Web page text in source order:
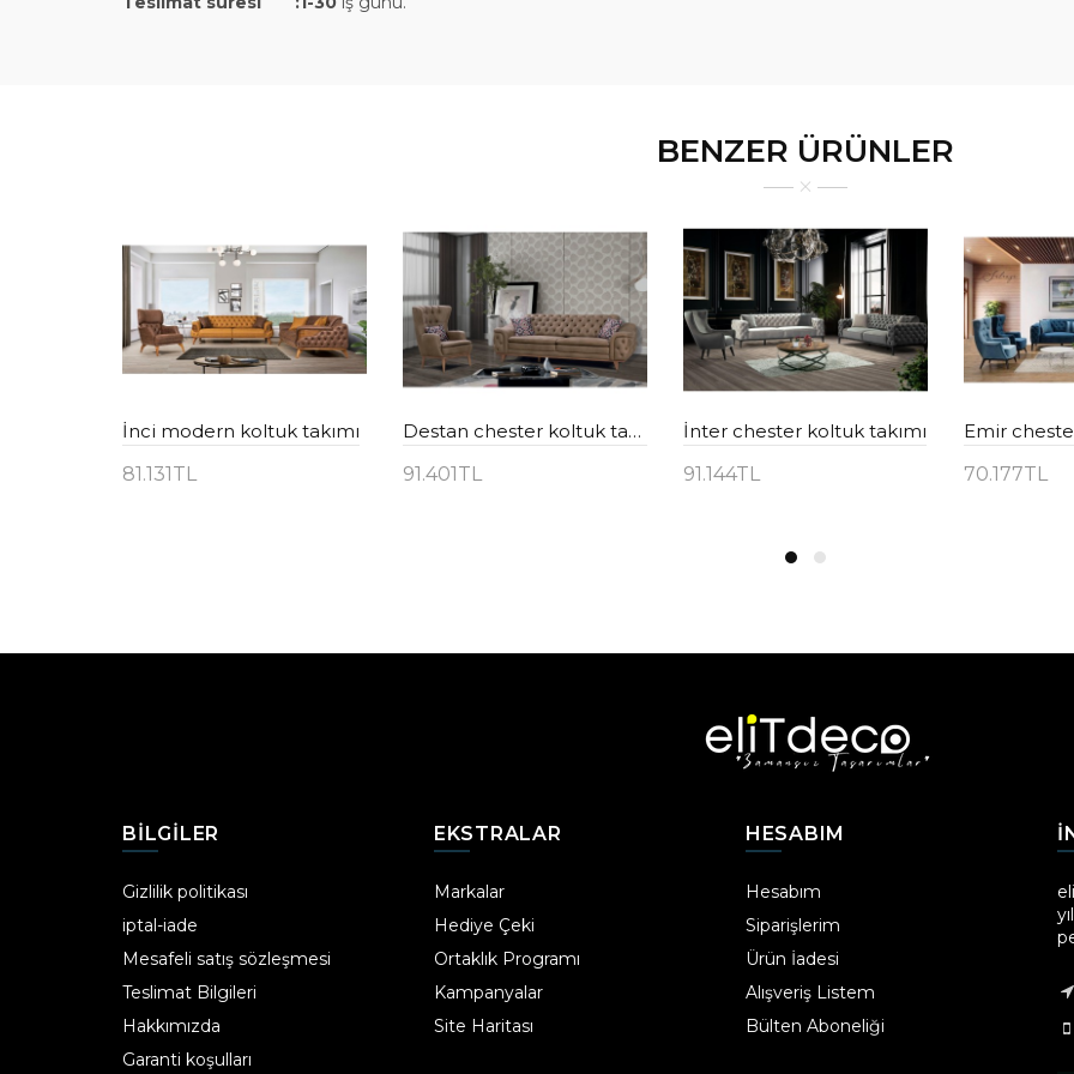
BENZER ÜRÜNLER
İnci modern koltuk takımı
81.131TL
Destan chester koltuk takımı
91.401TL
İnter chester koltuk takımı
91.144TL
Emir
70.177TL
BILGILER
Gizlilik politikası
iptal-iade
Mesafeli satış sözleşmesi
Teslimat Bilgileri
Hakkımızda
Garanti koşulları
EKSTRALAR
Markalar
Hediye Çeki
Ortaklık Programı
Kampanyalar
Site Haritası
HESABIM
Hesabım
Siparişlerim
Ürün İadesi
Alışveriş Listem
Bülten Aboneliği